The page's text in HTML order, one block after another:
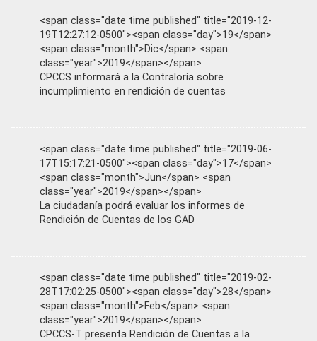
<span class="date time published" title="2019-12-
19T12:27:12-0500"><span class="day">19</span>
<span class="month">Dic</span> <span
class="year">2019</span></span>
CPCCS informará a la Contraloría sobre
incumplimiento en rendición de cuentas
<span class="date time published" title="2019-06-
17T15:17:21-0500"><span class="day">17</span>
<span class="month">Jun</span> <span
class="year">2019</span></span>
La ciudadanía podrá evaluar los informes de
Rendición de Cuentas de los GAD
<span class="date time published" title="2019-02-
28T17:02:25-0500"><span class="day">28</span>
<span class="month">Feb</span> <span
class="year">2019</span></span>
CPCCS-T presenta Rendición de Cuentas a la